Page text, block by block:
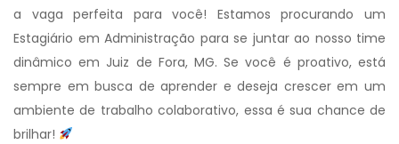
a vaga perfeita para você! Estamos procurando um
Estagiário em Administração para se juntar ao nosso time
dinâmico em Juiz de Fora, MG. Se você é proativo, está
sempre em busca de aprender e deseja crescer em um
ambiente de trabalho colaborativo, essa é sua chance de
brilhar!